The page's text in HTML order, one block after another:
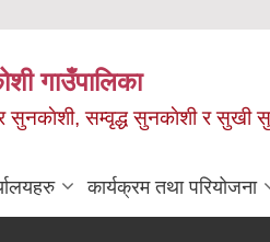
गाउँपालिका
सुनकाेशी, सम्वृद्ध सुनकाेशी र सुखी
कार्यक्रम तथा परियोजना